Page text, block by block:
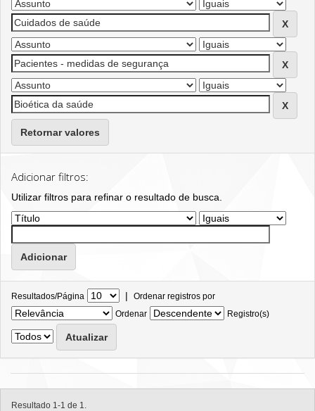
Retornar valores
Adicionar filtros:
Utilizar filtros para refinar o resultado de busca.
Resultados/Página | Ordenar registros por
Ordenar
Registro(s)
Resultado 1-1 de 1.